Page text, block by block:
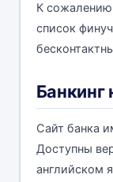
К
список
Банкинг
Сайт банка
Доступны
английском